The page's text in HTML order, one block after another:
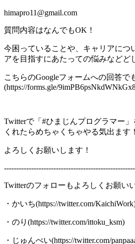
himapro11@gmail.com
質問内容はなんでもOK！
今困っていることや、キャリアにつ
アを目指すにあたっての悩みなどど
こちらのGoogleフォームへの回答で
(https://forms.gle/
Twitterで「#ひまじんプログラマー
くれたらめちゃくちゃやる気出ます！
よろしくお願いします！
Twitterのフォローもよろしくお願い
・かいち(https://twitter.com/
・のり(https://twitter.com/ittoku_ksm)
・じゅんぺい(https://twitter.com/